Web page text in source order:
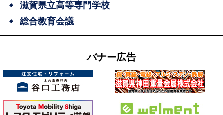
滋賀県立高等専門学校
総合教育会議
バナー広告